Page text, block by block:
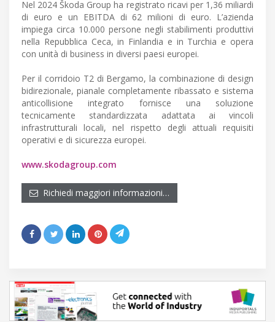
Nel 2024 Škoda Group ha registrato ricavi per 1,36 miliardi
di euro e un EBITDA di 62 milioni di euro. L’azienda
impiega circa 10.000 persone negli stabilimenti produttivi
nella Repubblica Ceca, in Finlandia e in Turchia e opera
con unità di business in diversi paesi europei.
Per il corridoio T2 di Bergamo, la combinazione di design
bidirezionale, pianale completamente ribassato e sistema
anticollisione integrato fornisce una soluzione
tecnicamente standardizzata adattata ai vincoli
infrastrutturali locali, nel rispetto degli attuali requisiti
operativi e di sicurezza europei.
www.skodagroup.com
Richiedi maggiori informazioni…